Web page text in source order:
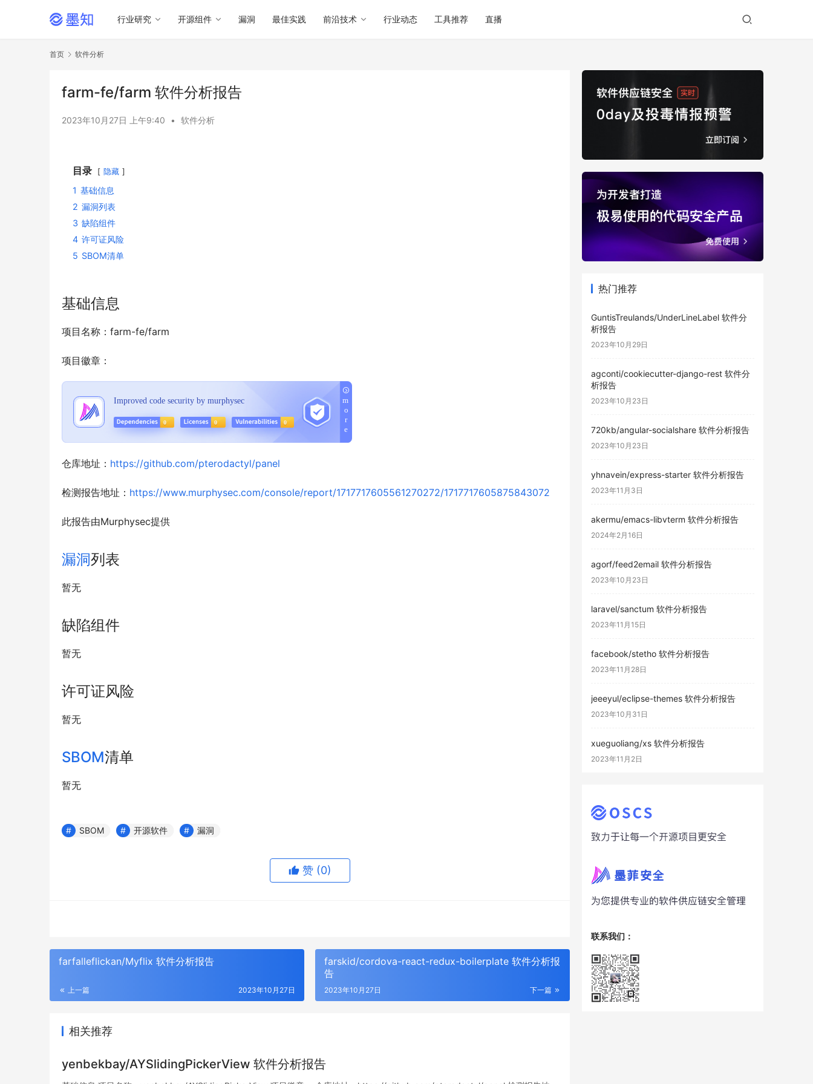
行业研究 开源组件 漏洞 最佳实践 前沿技术 行业动态 工具推荐 直播
首页 软件分析
farm-fe/farm 软件分析报告
2023年10月27日 上午9:40 • 软件分析
目录 隐藏
1 基础信息
2 漏洞列表
3 缺陷组件
4 许可证风险
5 SBOM清单
基础信息
项目名称：farm-fe/farm
项目徽章：
仓库地址： https://github.com/pterodactyl/panel
检测报告地址： https://www.murphysec.com/console/report/1717717605561270272/1717717605875843072
此报告由Murphysec提供
漏洞列表
暂无
缺陷组件
暂无
许可证风险
暂无
SBOM清单
暂无
SBOM 开源软件 漏洞
赞 (0)
farfalleflickan/Myflix 软件分析报告
上一篇 2023年10月27日
farskid/cordova-react-redux-boilerplate 软件分析报
告
下一篇
2023年10月27日
相关推荐
yenbekbay/AYSlidingPickerView 软件分析报告
热门推荐
GuntisTreulands/UnderLineLabel 软件分
析报告
2023年10月29日
agconti/cookiecutter-django-rest 软件分
析报告
2023年10月23日
720kb/angular-socialshare 软件分析报告
2023年10月23日
yhnavein/express-starter 软件分析报告
2023年11月3日
akermu/emacs-libvterm 软件分析报告
2024年2月16日
agorf/feed2email 软件分析报告
2023年10月23日
laravel/sanctum 软件分析报告
2023年11月15日
facebook/stetho 软件分析报告
2023年11月28日
jeeeyul/eclipse-themes 软件分析报告
2023年10月31日
xueguoliang/xs 软件分析报告
2023年11月2日
联系我们：